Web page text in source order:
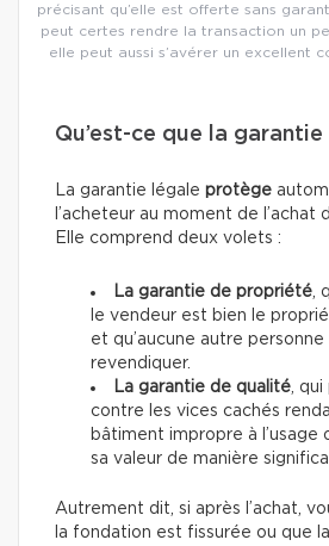
précisant qu’elle est offerte sans
peut certes rendre la transaction un
elle peut aussi s’avérer un excellent
Qu’est-ce que la garantie
La garantie légale protège
l’acheteur au moment de l’achat
Elle comprend deux volets :
La garantie de propriété ,
le vendeur est bien le
et qu’aucune autre
revendiquer.
La garantie de qualité ,
contre les vices cachés
bâtiment impropre à l’usage
sa valeur de manière
Autrement dit, si après l’achat,
la fondation est fissurée ou que